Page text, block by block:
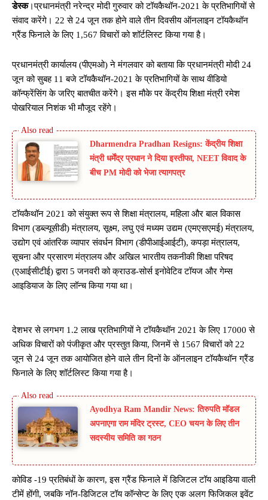
डेस्क।प्रधानमंत्री नरेन्द्र मोदी गुरुवार को टॉयकैथॉन-2021 के प्रतिभागियों से
संवाद करेंगे। 22 से 24 जून तक होने वाले तीन दिवसीय ऑनलाइन टॉयकैथॉन
ग्रैंड फिनाले के लिए 1,567 विचारों को शॉर्टलिस्ट किया गया है।
प्रधानमंत्री कार्यालय (पीएमओ) ने मंगलवार को बताया कि प्रधानमंत्री मोदी 24
जून को सुबह 11 बजे टॉयकैथॉन-2021 के प्रतिभागियों के साथ वीडियो
कॉन्फ्रेंसिंग के जरिए बातचीत करेंगे। इस मौके पर केंद्रीय शिक्षा मंत्री रमेश
पोखरियाल निशंक भी मौजूद रहेंगे।
Dharmendra Pradhan Resigns: केंद्रीय शिक्षा
मंत्री धर्मेंद्र प्रधान ने दिया इस्तीफा, NEET विवाद के
बीच PM मोदी को भेजा त्यागपत्र
टॉयकैथॉन 2021 को संयुक्त रूप से शिक्षा मंत्रालय, महिला और बाल विकास
विभाग (डब्ल्यूसीडी) मंत्रालय, सूक्ष्म, लघु एवं मध्यम उद्यम (एमएसएमई) मंत्रालय,
उद्योग एवं आंतरिक व्यापार संवर्धन विभाग (डीपीआईआईटी), कपड़ा मंत्रालय,
सूचना और प्रसारण मंत्रालय और अखिल भारतीय तकनीकी शिक्षा परिषद
(एआईसीटीई) द्वारा 5 जनवरी को क्राउड-सोर्स इनोवेटिव टॉयज और गेम्स
आइडियाज के लिए लॉन्च किया गया था।
देशभर से लगभग 1.2 लाख प्रतिभागियों ने टॉयकैथॉन 2021 के लिए 17000 से
अधिक विचारों को पंजीकृत और प्रस्तुत किया, जिनमें से 1567 विचारों को 22
जून से 24 जून तक आयोजित होने वाले तीन दिनों के ऑनलाइन टॉयकैथॉन ग्रैंड
फिनाले के लिए शॉर्टलिस्ट किया गया है।
Ayodhya Ram Mandir News: तिरुपति मॉडल
अपनाएगा राम मंदिर ट्रस्ट, CEO चयन के लिए तीन
सदस्यीय समिति का गठन
कोविड -19 प्रतिबंधों के कारण, इस ग्रैंड फिनाले में डिजिटल टॉय आइडिया वाली
टीमें होंगी, जबकि नॉन-डिजिटल टॉय कॉन्सेप्ट के लिए एक अलग फिजिकल इवेंट